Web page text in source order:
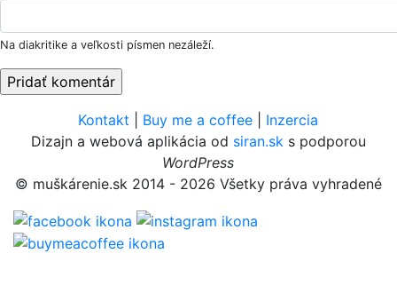
Na diakritike a veľkosti písmen nezáleží.
Kontakt Buy me a coffee
Inzercia
Dizajn a webová aplikácia od siran.sk s podporou
WordPress
© muškárenie.sk 2014 - 2026 Všetky práva vyhradené